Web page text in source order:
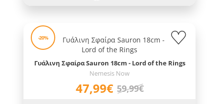
-20%
Γυάλινη Σφαίρα Sauron 18cm - Lord of the Rings
Nemesis Now
47,99€ 59,99€